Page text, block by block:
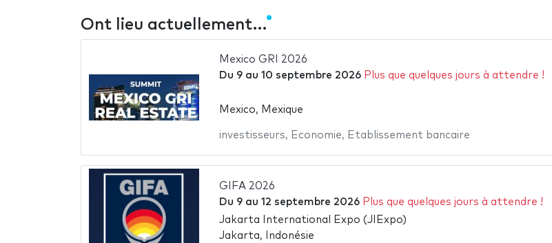
Ont lieu actuellement…
Mexico GRI 2026
Du 9au 10 septembre 2026 Plus que quelques jours à attendre !
Mexico, Mexique
investisseurs, Economie, Etablissement bancaire
GIFA 2026
Du 9au 12 septembre 2026 Plus que quelques jours à attendre !
Jakarta International Expo (JIExpo)
Jakarta, Indonésie